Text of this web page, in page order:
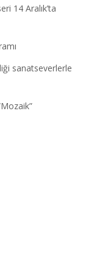
14 Aralık’ta
sanatseverlerle